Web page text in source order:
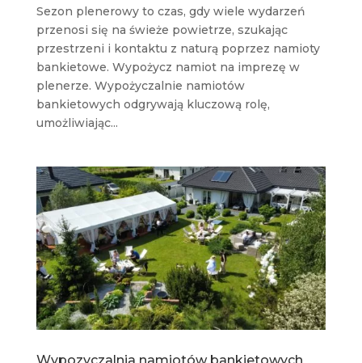
Sezon plenerowy to czas, gdy wiele wydarzeń
przenosi się na świeże powietrze, szukając
przestrzeni i kontaktu z naturą poprzez namioty
bankietowe. Wypożycz namiot na imprezę w
plenerze. Wypożyczalnie namiotów
bankietowych odgrywają kluczową rolę,
umożliwiając...
Wypozyczalnia namiotów bankietowych